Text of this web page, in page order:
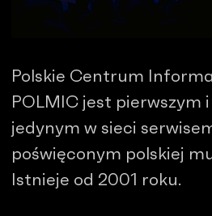
Polskie Centrum
POLMIC jest pierwszym
jedynym w sieci
poświęconym polskiej
Istnieje od 2001 roku.